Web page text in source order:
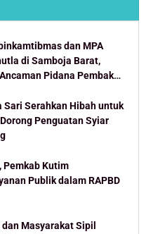
dan MPA
di Samboja Barat,
Pidana Pembakar
Sari Serahkan Hibah untuk
Penguatan Syiar
Pemkab Kutim
Publik dalam RAPBD
Masyarakat Sipil